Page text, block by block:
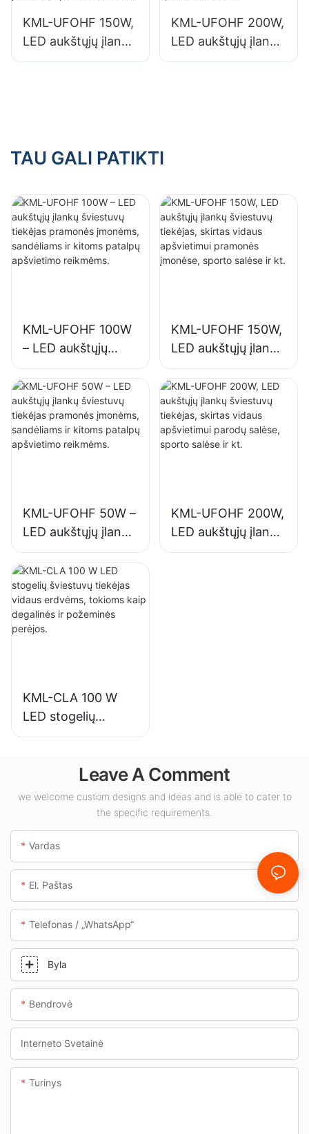
reikmėms.
reikmėms.
KML-UFOHF 150W,
LED aukštųjų įlankų
šviestuvų tiekėjas,
KML-UFOHF 200W,
LED aukštųjų įlankų
šviestuvų tiekėjas,
TAU GALI PATIKTI
KML-UFOHF 100W
– LED aukštųjų
įlankų šviestuvų
tiekėjas pramonės
įmonėms,
sandėliams ir
kitoms patalpų
KML-UFOHF 150W,
LED aukštųjų įlankų
šviestuvų tiekėjas,
skirtas vidaus
apšvietimui
pramonės įmonėse,
sporto salėse ir kt.
KML-UFOHF 50W –
LED aukštųjų įlankų
šviestuvų tiekėjas
pramonės
įmonėms,
sandėliams ir
kitoms patalpų
KML-UFOHF 200W,
LED aukštųjų įlankų
šviestuvų tiekėjas,
KML-CLA 100 W
LED stogelių
šviestuvų tiekėjas
tokioms kaip
degalinės ir
požeminės perėjos.
Leave A Comment
we welcome custom designs and ideas and is able to cater to
the specific requirements.
Vardas
El. Paštas
Telefonas / „WhatsApp“
Byla
Bendrovė
Interneto Svetainė
Turinys